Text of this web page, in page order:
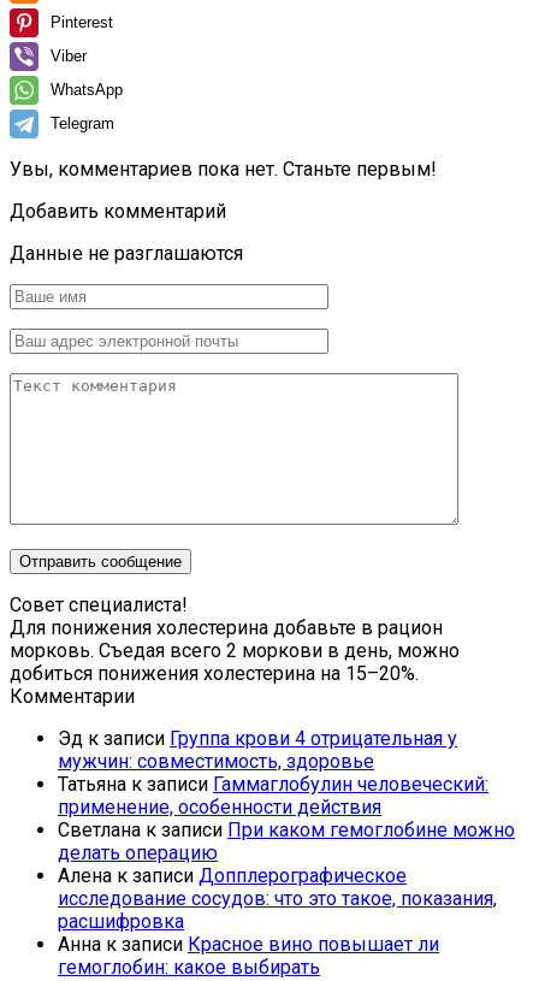
Pinterest
Viber
WhatsApp
Telegram
Увы, комментариев пока нет. Станьте первым!
Добавить комментарий
Данные не разглашаются
Совет специалиста!
Для понижения холестерина добавьте в рацион
морковь. Съедая всего 2 моркови в день, можно
добиться понижения холестерина на 15–20%.
Комментарии
Эд к записи Группа крови 4 отрицательная у
мужчин: совместимость, здоровье
Татьяна к записи Гаммаглобулин человеческий:
применение, особенности действия
Светлана к записи При каком гемоглобине можно
делать операцию
Алена к записи Допплерографическое
исследование сосудов: что это такое, показания,
расшифровка
Анна к записи Красное вино повышает ли
гемоглобин: какое выбирать